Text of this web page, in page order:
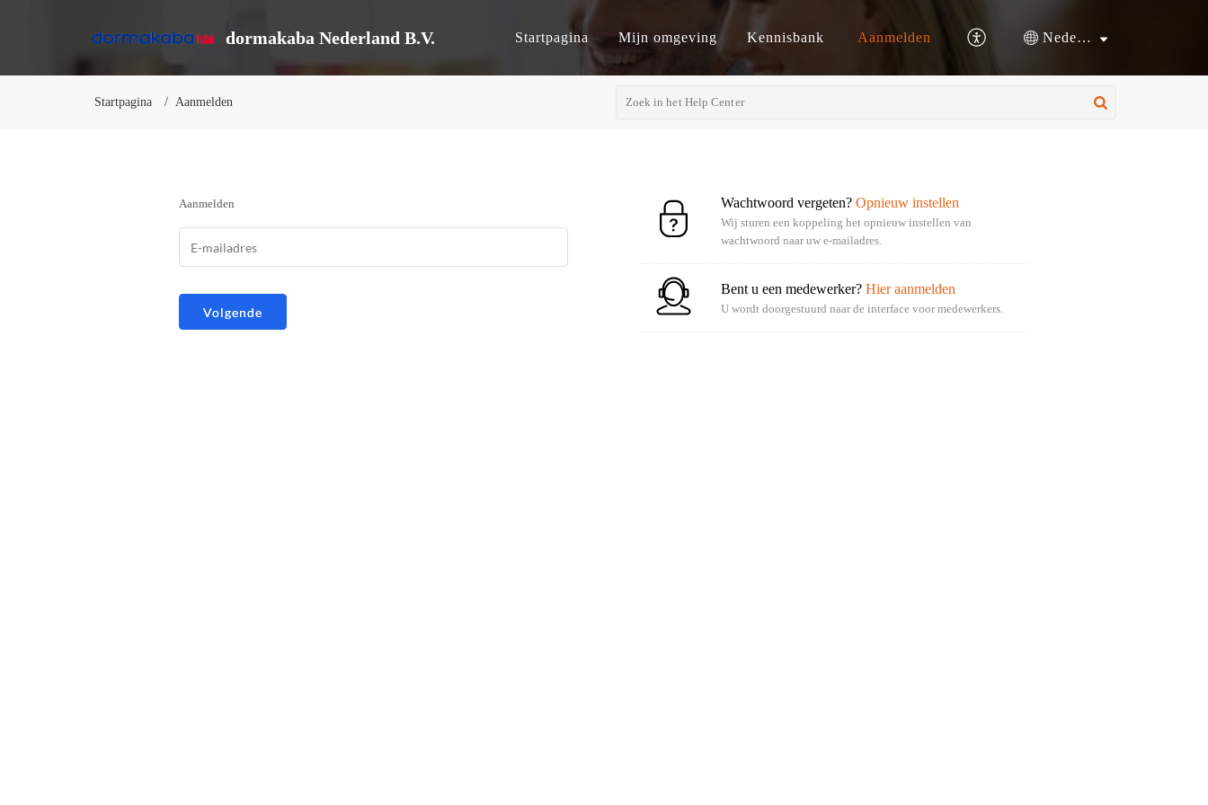
dormakaba Nederland B.V. Startpagina Mijn omgeving Kennisbank Aanmelden Nederlands
Startpagina Aanmelden
Aanmelden Wachtwoord vergeten? Opnieuw instellen
Wij sturen een koppeling het opnieuw instellen van
wachtwoord naar uw e-mailadres.
Bent u een medewerker? Hier aanmelden
U wordt doorgestuurd naar de interface voor medewerkers.